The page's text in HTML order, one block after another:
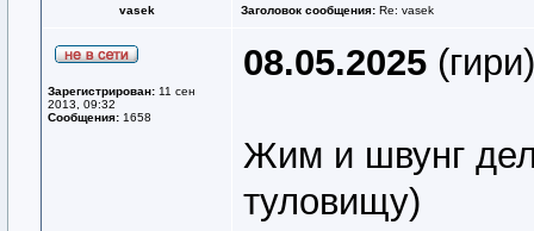
vasek Заголовок сообщения: Re: vasek
Зарегистрирован: 11 сен
2013, 09:32
Сообщения: 1658
08.05.2025 (гири)
Жим и швунг
туловищу)